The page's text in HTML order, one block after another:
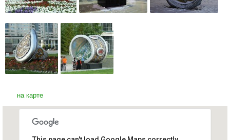
на карте